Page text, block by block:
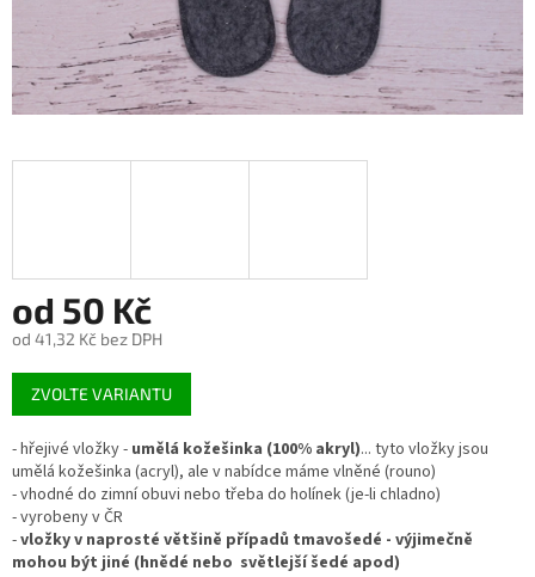
od 50 Kč
od 41,32 Kč bez DPH
Měrná
cena:
ZVOLTE VARIANTU
- hřejivé vložky - umělá kožešinka (100% akryl)... tyto vložky jsou
umělá kožešinka (acryl), ale v nabídce máme vlněné (rouno)
- vhodné do zimní obuvi nebo třeba do holínek (je-li chladno)
- vyrobeny v ČR
-vložky v naprosté většině případů tmavošedé - výjimečně
mohou být jiné (hnědé nebo světlejší šedé apod)